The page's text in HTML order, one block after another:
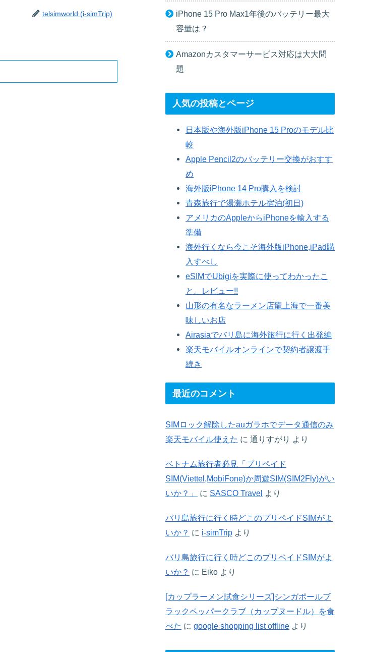
telsimworld (i-simTrip)
iPhone 15 Pro Max1年後のバッテリー最大
容量は？
Amazonカスタマーサービス対応は大大問
題
人気の投稿とページ
日本版や海外版iPhone 15 Proのモデル比
較
Apple Pencil2のバッテリー交換がおすす
め
海外版iPhone 14 Pro購入を検討
青森旅行で湯瀬ホテル宿泊(初日)
アメリカのAppleからiPhoneを輸入する
準備
海外行くなら今こそ海外版iPhone,iPad購
入すべし
eSIMでUbigiを実際に使ってわかったこ
と。レビュー!!
山形の有名なラーメン店龍上海で一番美
味しいお店
Airasiaでバリ島に海外旅行に行く出発編
楽天モバイルオンラインで契約者譲渡手
続き
最近のコメント
SIMロック解除したauガラホでデータ通信のみ
楽天モバイル使えた に 通りすがり より
ベトナム旅行者必見「プリペイド
SIM(Viettel,MobiFone)か周遊SIM(SIM2Fly)がい
いか？」
に SASCO Travel より
バリ島旅行に行く時どこのプリペイドSIMがよ
いか？ に i-simTrip より
バリ島旅行に行く時どこのプリペイドSIMがよ
いか？ に Eiko より
[カップラーメン試食シリーズ]シンガポールブ
ラックペッパークラブ（カップヌードル）を食
べた に google shopping list offline より